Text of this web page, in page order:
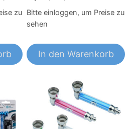
zu Bitte einloggen, um Preise zu
sehen
In den Warenkorb